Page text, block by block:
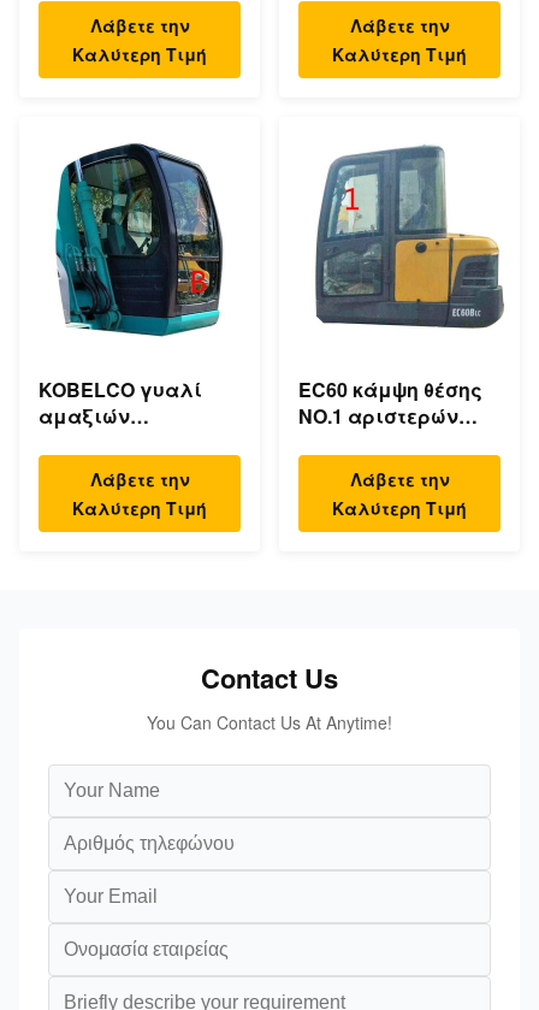
κατασκευής
γυαλιού DX55
DOOSAN
Λάβετε την
Καλύτερη Τιμή
εκσκαφέων
αριστερών
πλευρών
Λάβετε την
Καλύτερη Τιμή
KOBELCO γυαλί
αμαξιών
Diggers το μέτωπο
κάτω από τη θέση Β
Λάβετε την
Καλύτερη Τιμή
EC60 κάμψη θέσης
NO.1 αριστερών
ανεμοφρακτών της
VOLVO ανθεκτική
Λάβετε την
Καλύτερη Τιμή
Contact Us
You Can Contact Us At Anytime!